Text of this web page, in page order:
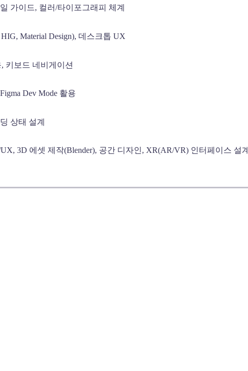
가이드, 컬러/타이포그래피 체계
Material Design), 데스크톱 UX
키보드 네비게이션
Dev Mode 활용
상태 설계
3D 에셋 제작(Blender), 공간 디자인, XR(AR/VR) 인터페이스 설계